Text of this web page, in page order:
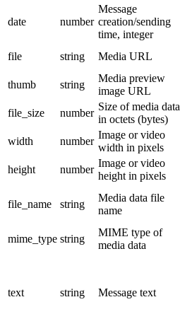
date number
Message
creation/sending
time, integer
file string Media URL
thumb
string
Media preview
image URL
file_size
number
Size of media data
in octets (bytes)
width
number
Image or video
width in pixels
height
number
Image or video
height in pixels
file_name string
Media data file
name
mime_type string
MIME type of
media data
text string Message text